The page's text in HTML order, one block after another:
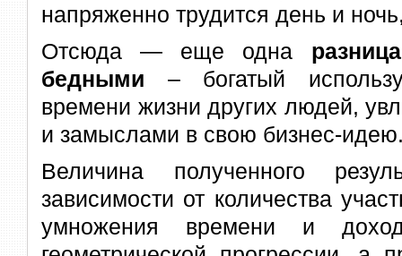
напряженно трудится день и
Отсюда — еще одна
бедными – богатый
времени жизни других людей,
и замыслами в свою бизнес-
Величина полученного
зависимости от количества
умножения времени и